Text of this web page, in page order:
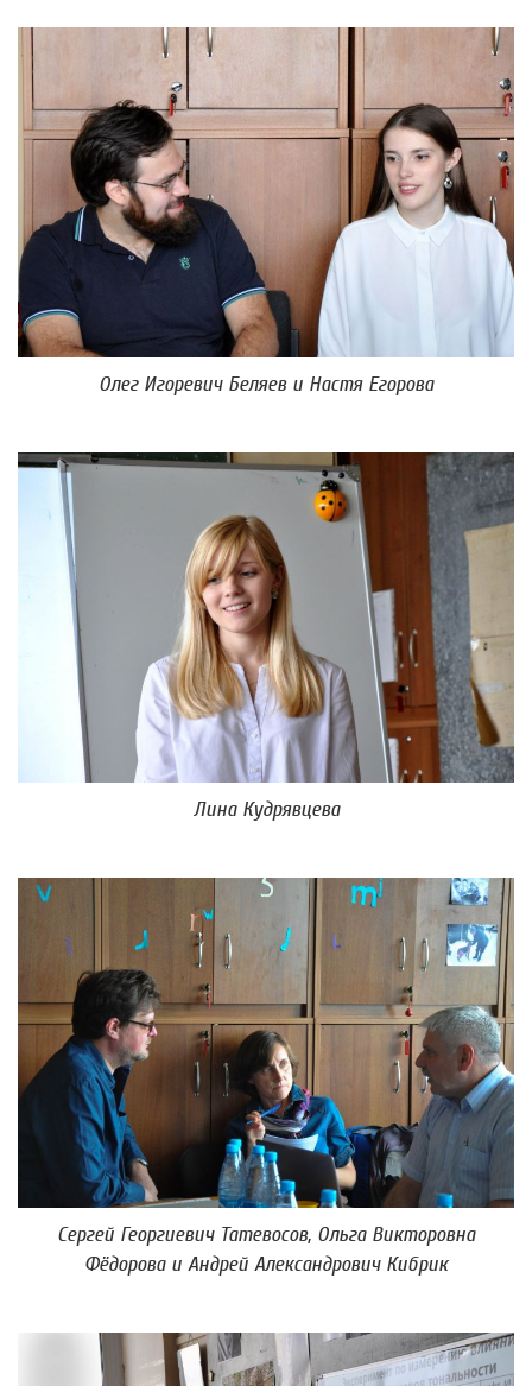
Олег Игоревич Беляев и Настя Егорова
Лина Кудрявцева
Сергей Георгиевич Татевосов, Ольга Викторовна
Фёдорова и Андрей Александрович Кибрик